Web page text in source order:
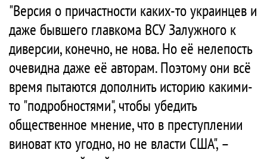
"Версия о причастности каких-то украинцев и
даже бывшего главкома ВСУ Залужного к
диверсии, конечно, не нова. Но её нелепость
очевидна даже её авторам. Поэтому они всё
время пытаются дополнить историю какими-
то "подробностями", чтобы убедить
общественное мнение, что в преступлении
виноват кто угодно, но не власти США", –